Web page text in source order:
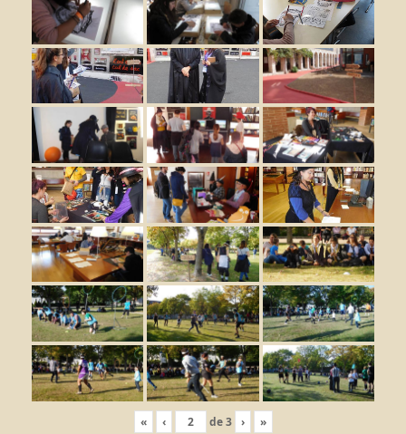
« ‹ de3 › »